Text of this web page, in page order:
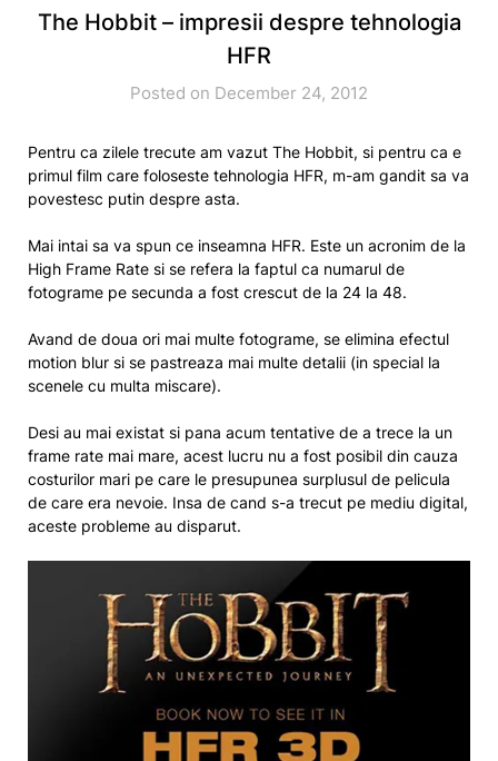
The Hobbit – impresii despre tehnologia
HFR
Posted on December 24, 2012
Pentru ca zilele trecute am vazut The Hobbit, si pentru ca e
primul film care foloseste tehnologia HFR, m-am gandit sa va
povestesc putin despre asta.
Mai intai sa va spun ce inseamna HFR. Este un acronim de la
High Frame Rate si se refera la faptul ca numarul de
fotograme pe secunda a fost crescut de la 24 la 48.
Avand de doua ori mai multe fotograme, se elimina efectul
motion blur si se pastreaza mai multe detalii (in special la
scenele cu multa miscare).
Desi au mai existat si pana acum tentative de a trece la un
frame rate mai mare, acest lucru nu a fost posibil din cauza
costurilor mari pe care le presupunea surplusul de pelicula
de care era nevoie. Insa de cand s-a trecut pe mediu digital,
aceste probleme au disparut.